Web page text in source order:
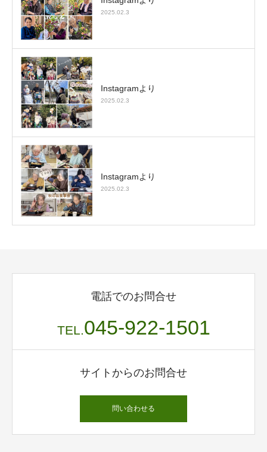
2025.02.3
Instagramより
2025.02.3
Instagramより
2025.02.3
電話でのお問合せ
TEL.045-922-1501
サイトからのお問合せ
問い合わせる